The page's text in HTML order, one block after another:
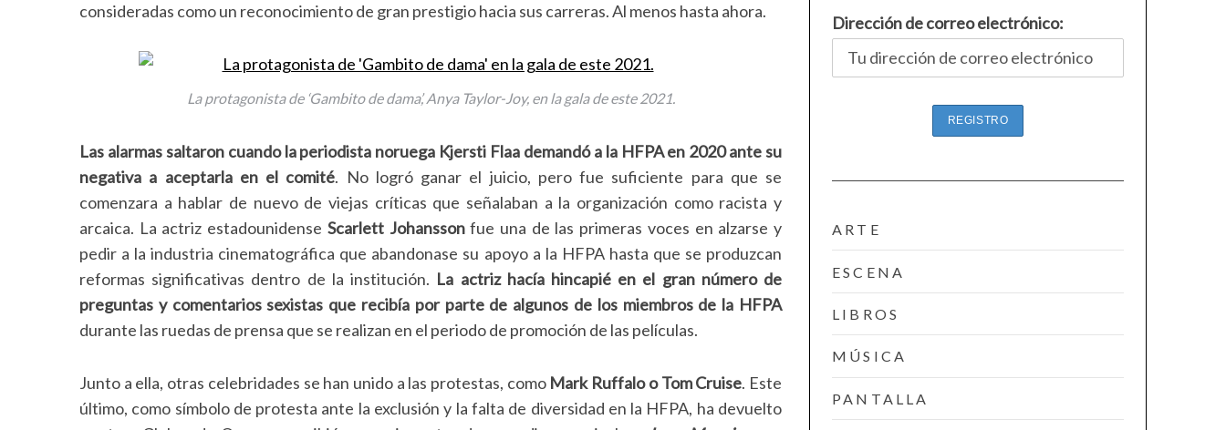
consideradas como un reconocimiento de gran prestigio hacia sus carreras. Al menos hasta ahora.
La protagonista de ‘Gambito de dama’, Anya Taylor-Joy, en la gala de este 2021.
Las alarmas saltaron cuando la periodista noruega Kjersti Flaa demandó a la HFPA en 2020 ante su
negativa a aceptarla en el comité. No logró ganar el juicio, pero fue suficiente para que se
comenzara a hablar de nuevo de viejas críticas que señalaban a la organización como racista y
arcaica. La actriz estadounidense Scarlett Johanssonfue una de las primeras voces en alzarse y
pedir a la industria cinematográfica que abandonase su apoyo a la HFPA hasta que se produzcan
reformas significativas dentro de la institución. La actriz hacía hincapié en el gran número de
preguntas y comentarios sexistas que recibía por parte de algunos de los miembros de la HFPA
durante las ruedas de prensa que se realizan en el periodo de promoción de las películas.
Junto a ella, otras celebridades se han unido a las protestas, como Mark Ruffalo o Tom Cruise. Este
último, como símbolo de protesta ante la exclusión y la falta de diversidad en la HFPA, ha devuelto
Dirección de correo electrónico:
ARTE
ESCENA
LIBROS
MÚSICA
PANTALLA
S
e
c
f
r